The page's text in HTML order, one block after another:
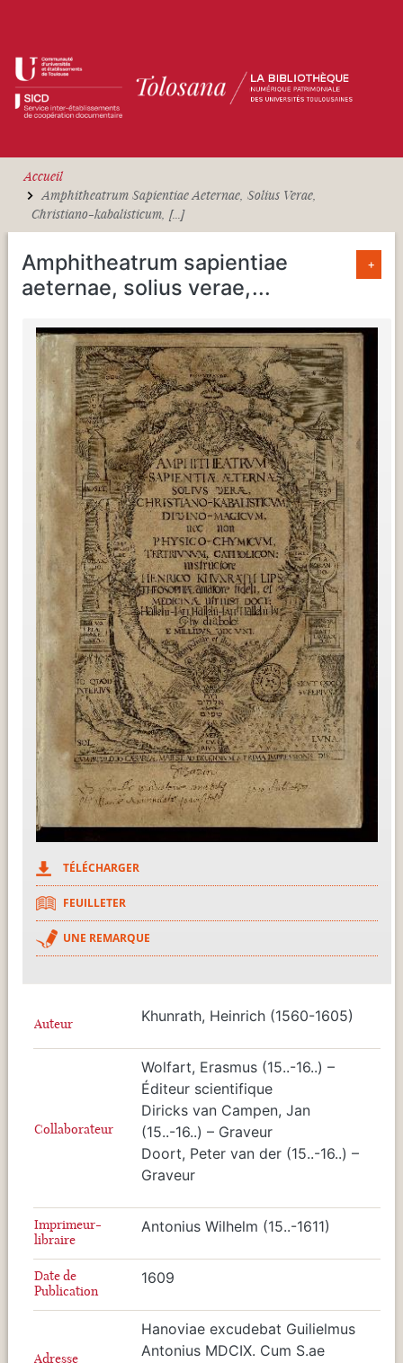
Accueil
Amphitheatrum Sapientiae Aeternae, Solius Verae,
Christiano-kabalisticum, [...]
Amphitheatrum sapientiae
aeternae, solius verae,...
+
TÉLÉCHARGER
FEUILLETER
UNE REMARQUE
Auteur Khunrath, Heinrich (1560-1605)
Collaborateur
Wolfart, Erasmus (15..-16..) –
Éditeur scientifique
Diricks van Campen, Jan
(15..-16..) – Graveur
Doort, Peter van der (15..-16..) –
Graveur
Imprimeur-
libraire
Antonius Wilhelm (15..-1611)
Date de
Publication
1609
Adresse
Hanoviae excudebat Guilielmus
Antonius MDCIX. Cum S.ae